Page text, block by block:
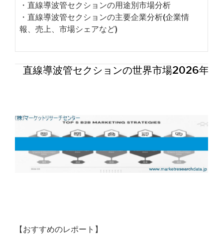
・直線導波管セクションの用途別市場分析
・直線導波管セクションの主要企業分析(企業情
報、売上、市場シェアなど)
直線導波管セクションの世界市場2026年
【おすすめのレポート】